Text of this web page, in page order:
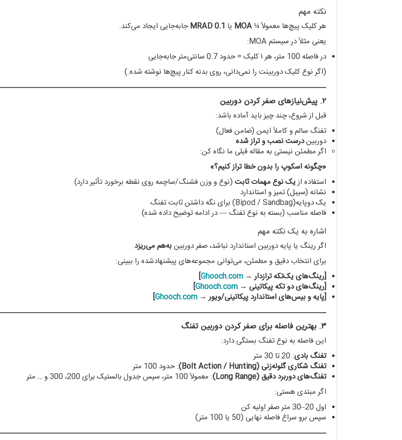
نکته مهم
هر کلیک پیچ‌ها معمولاً¼ MOA یا 0.1 MRAD
جابه‌جایی ایجاد می‌کند.
یعنی مثلاً در سیستم MOA:
در فاصله 100 متر، هر ۱ کلیک = حدود 0.7 سانتی‌متر جابه‌جایی
(اگر نوع کلیک دوربینت را نمی‌دانی، روی بدنه کنار پیچ‌ها نوشته شده.)
۲. پیش‌نیازهای صفر کردن دوربین
قبل از شروع، چند چیز باید آماده باشد:
تفنگ سالم و کاملاً ایمن (ضامن فعال)
دوربیندرست نصب و تراز شده
اگر مطمئن نیستی به مقاله قبلی ما نگاه کن:
«چگونه اسکوپ را بدون خطا تراز کنیم؟»
استفاده ازیک نوع مهمات ثابت (نوع و وزن فشنگ/ساچمه روی نقطه برخورد تأثیر دارد)
نشانه (سیبل) تمیز و استاندارد
یک دوپایه(Bipod / Sandbag) برای نگه داشتن ثابت تفنگ
فاصله مناسب (بسته به نوع تفنگ — در ادامه توضیح داده شده)
اشاره به یک نکته مهم
اگر رینگ یا پایه دوربین استاندارد نباشد، صفر دوربینبه‌هم می‌ریزد.
برای انتخاب دقیق و مطمئن، می‌توانی مجموعه‌های پیشنهادشده را ببینی:
[رینگ‌های یک‌تکه ترازدار → Ghooch.com
]
[رینگ‌های دو تکه پیکاتینی → Ghooch.com
]
[پایه و بیس‌های استاندارد پیکاتینی/ویور → Ghooch.com
]
۳. بهترین فاصله برای صفر کردن دوربین تفنگ
این فاصله به نوع تفنگ بستگی دارد:
تفنگ بادی: 20 تا 30 متر
تفنگ شکاری گلوله‌زنی (Bolt Action / Hunting)
: حدود 100 متر
تفنگ‌های دوربرد دقیق (Long Range)
: معمولاً 100 متر، سپس جدول بالستیک برای 200، 300 و … متر
اگر مبتدی هستی:
اول 20–30 متر صفر اولیه کن
سپس برو سراغ فاصله نهایی (50 یا 100 متر)